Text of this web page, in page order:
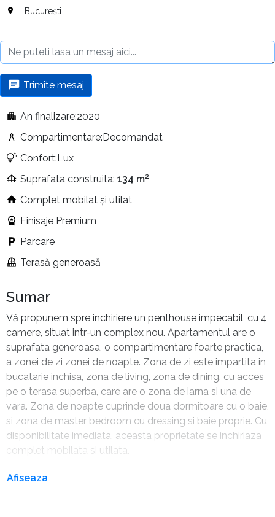
, București
Trimite mesaj
An finalizare:2020
Compartimentare:Decomandat
Confort:Lux
Suprafata construita: 134 m²
Complet mobilat și utilat
Finisaje Premium
Parcare
Terasă generoasă
Sumar
Vă propunem spre inchiriere un penthouse impecabil, cu 4
camere, situat intr-un complex nou. Apartamentul are o
suprafata generoasa, o compartimentare foarte practica,
a zonei de zi zonei de noapte. Zona de zi este impartita in
bucatarie inchisa, zona de living, zona de dining, cu acces
pe o terasa superba, care are o zona de iarna si una de
vara. Zona de noapte cuprinde doua dormitoare cu o baie,
si zona de master bedroom cu dressing si baie proprie. Cu
disponibilitate imediata, aceasta proprietate se inchiriaza
complet mobilata si utilata.
Afiseaza